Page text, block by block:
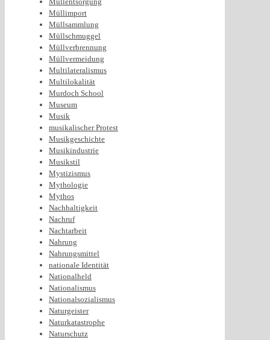
Müllimport
Müllsammlung
Müllschmuggel
Müllverbrennung
Müllvermeidung
Multilateralismus
Multilokalität
Murdoch School
Museum
Musik
musikalischer Protest
Musikgeschichte
Musikindustrie
Musikstil
Mystizismus
Mythologie
Mythos
Nachhaltigkeit
Nachruf
Nachtarbeit
Nahrung
Nahrungsmittel
nationale Identität
Nationalheld
Nationalismus
Nationalsozialismus
Naturgeister
Naturkatastrophe
Naturschutz